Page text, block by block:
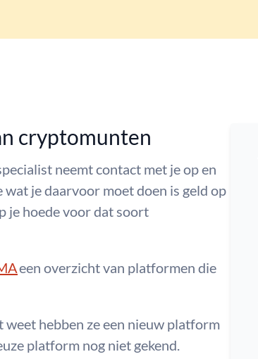
cryptomunten
neemt contact met je op en
je daarvoor moet doen is geld op
je hoede voor dat soort
een overzicht van platformen die
hebben ze een nieuw platform
platform nog niet gekend.